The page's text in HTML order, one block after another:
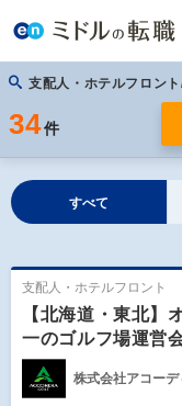
支配人・ホテルフロン
34件
すべて
支配人・ホテルフロント
【北海道・東北】
一のゴルフ場運営
株式会社アコー